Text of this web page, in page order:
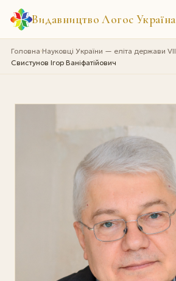
Видавництво Логос Україна
Головна›Науковці України — еліта держави VII
Свистунов Ігор Ваніфатійович